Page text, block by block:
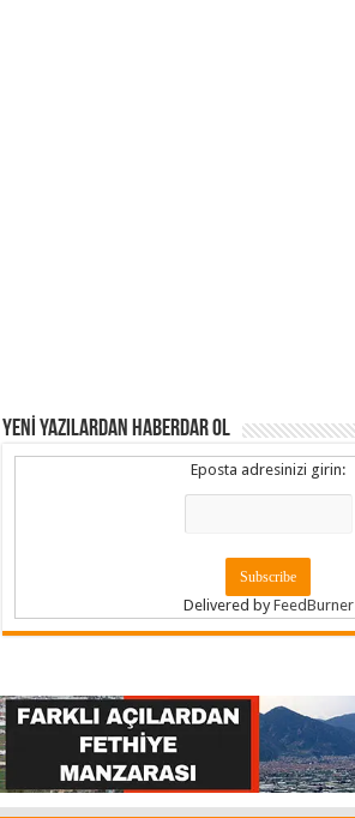
YENİ YAZILARDAN HABERDAR OL
Eposta adresinizi girin:
Delivered byFeedBurner